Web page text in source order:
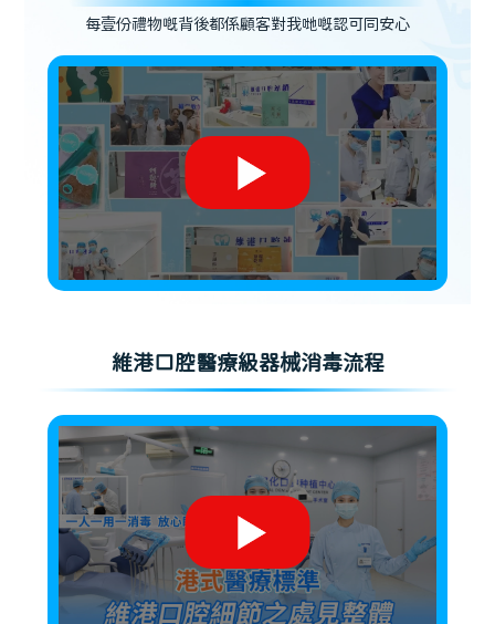
每壹份禮物嘅背後都係顧客對我哋嘅認可同安心
維港口腔醫療級器械消毒流程